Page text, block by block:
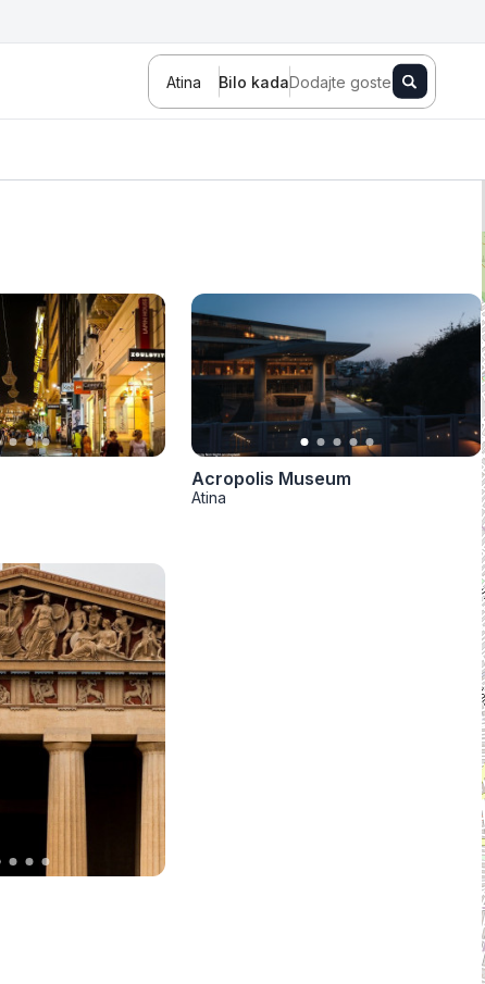
Atina Bilo kadaDodajte goste
Banja Koviljača
Tara Stara planina Banja Vrujci
Kragujevac Ždrelo Golubac
Bajina Bašta Kraljevo Jagodina
Nova Varoš
Novi Pazar
Gornji Milanovac
Bor
Požega
Topola
Bačka Palanka
Bačka Topola
Acropolis Museum
Atina